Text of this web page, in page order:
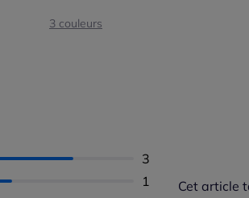
3 couleurs
Nombre d'avis :
3
Nombre d'avis :
1
Cet article
Répartition